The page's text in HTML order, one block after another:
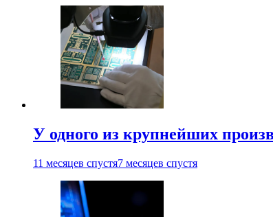
У одного из крупнейших
11 месяцев спустя7 месяцев спустя